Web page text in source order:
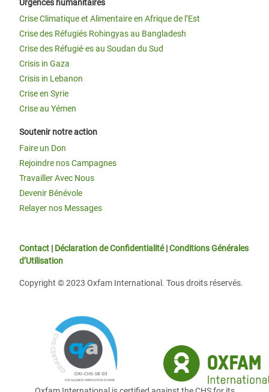
Urgences humanitaires
Crise Climatique et Alimentaire en Afrique de l’Est
Crise des Réfugiés Rohingyas au Bangladesh
Crise des Réfugié·es au Soudan du Sud
Crisis in Gaza
Crisis in Lebanon
Crise en Syrie
Crise au Yémen
Soutenir notre action
Faire un Don
Rejoindre nos Campagnes
Travailler Avec Nous
Devenir Bénévole
Relayer nos Messages
Contact | Déclaration de Confidentialité|Conditions Générales
d’Utilisation
Copyright © 2023 Oxfam International. Tous droits réservés.